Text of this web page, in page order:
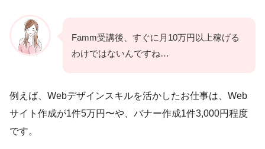
Famm受講後、すぐに月10万円以上稼げる
わけではないんですね…
例えば、Webデザインスキルを活かしたお仕事は、Web
サイト作成が1件5万円〜や、バナー作成1件3,000円程度
です。